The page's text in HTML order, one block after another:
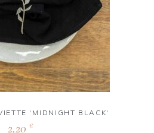
‘MIDNIGHT BLACK‘
2,20 €